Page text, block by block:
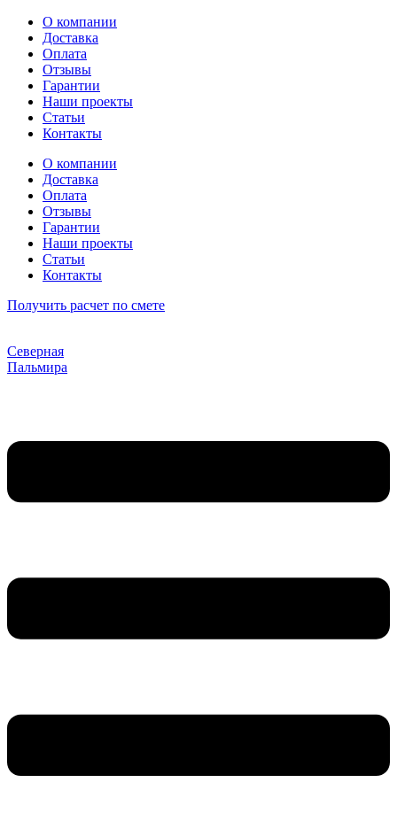
Перейти
содержимому
О компании
Доставка
Оплата
Отзывы
Гарантии
Наши проекты
Статьи
Контакты
О компании
Доставка
Оплата
Отзывы
Гарантии
Наши проекты
Статьи
Контакты
Получить расчет по смете
Северная
Пальмира